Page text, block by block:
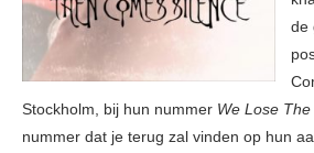
de
Stockholm, bij hun nummer We Lose
nummer dat je terug zal vinden op hun